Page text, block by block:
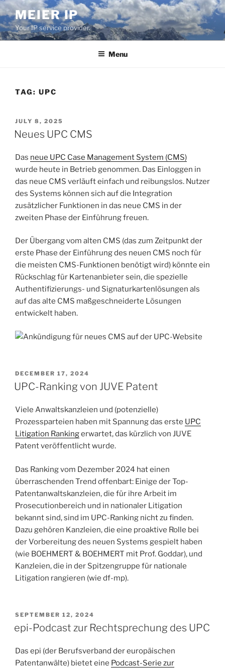
Skip
to
content
MEIER IP
Your IP service provider.
Menu
TAG: UPC
POSTED
ON
JULY 8, 2025
Neues UPC CMS
Das neue UPC Case Management System (CMS)
wurde heute in Betrieb genommen. Das Einloggen in
das neue CMS verläuft einfach und reibungslos. Nutzer
des Systems können sich auf die Integration
zusätzlicher Funktionen in das neue CMS in der
zweiten Phase der Einführung freuen.
Der Übergang vom alten CMS (das zum Zeitpunkt der
erste Phase der Einführung des neuen CMS noch für
die meisten CMS-Funktionen benötigt wird) könnte ein
Rückschlag für Kartenanbieter sein, die spezielle
Authentifizierungs- und Signaturkartenlösungen als
auf das alte CMS maßgeschneiderte Lösungen
entwickelt haben.
POSTED
ON
DECEMBER 17, 2024
UPC-Ranking von JUVE Patent
Viele Anwaltskanzleien und (potenzielle)
Prozessparteien haben mit Spannung das erste UPC
Litigation Rankingerwartet, das kürzlich von JUVE
Patent veröffentlicht wurde.
Das Ranking vom Dezember 2024 hat einen
überraschenden Trend offenbart: Einige der Top-
Patentanwaltskanzleien, die für ihre Arbeit im
Prosecutionbereich und in nationaler Litigation
bekannt sind, sind im UPC-Ranking nicht zu finden.
Dazu gehören Kanzleien, die eine proaktive Rolle bei
der Vorbereitung des neuen Systems gespielt haben
(wie BOEHMERT & BOEHMERT mit Prof. Goddar), und
Kanzleien, die in der Spitzengruppe für nationale
Litigation rangieren (wie df-mp).
POSTED
SEPTEMBER 12, 2024
epi-Podcast zur Rechtsprechung des UPC
Das epi (der Berufsverband der europäischen
Patentanwälte) bietet eine Podcast-Serie zur